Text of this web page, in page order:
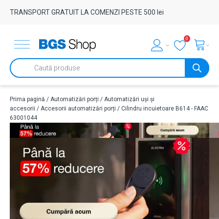
TRANSPORT GRATUIT LA COMENZI PESTE 500 lei
0
Products
search
Prima pagină / Automatizări porți / Automatizări uși și
accesorii / Accesorii automatizări porți / Cilindru incuietoare B614 - FAAC
63001044